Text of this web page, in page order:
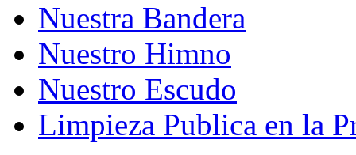
Nuestra Bandera
Nuestro Himno
Nuestro Escudo
Limpieza Publica en la